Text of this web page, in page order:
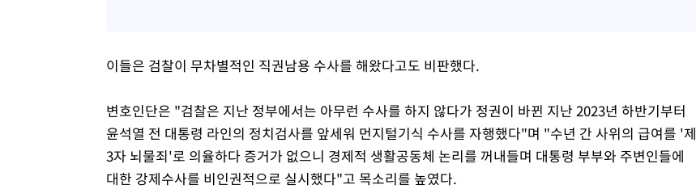
이들은 검찰이 무차별적인 직권남용 수사를 해왔다고도 비판했다.
변호인단은 "검찰은 지난 정부에서는 아무런 수사를 하지 않다가 정권이 바뀐 지난 2023년 하반기부터
윤석열 전 대통령 라인의 정치검사를 앞세워 먼지털기식 수사를 자행했다"며 "수년 간 사위의 급여를 '제
3자 뇌물죄'로 의율하다 증거가 없으니 경제적 생활공동체 논리를 꺼내들며 대통령 부부와 주변인들에
대한 강제수사를 비인권적으로 실시했다"고 목소리를 높였다.